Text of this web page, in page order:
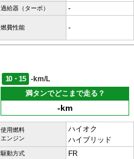
過給器（ターボ） -
燃費性能 -
10・15
-km/L
満タンでどこまで走る？
-km
使用燃料
エンジン
ハイオク
ハイブリッド
駆動方式 FR